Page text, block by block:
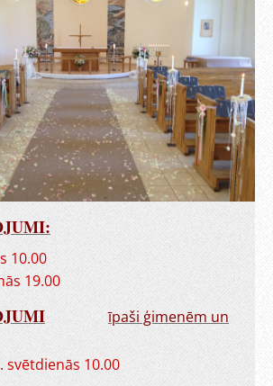
10.00
19.00
īpaši ģimenēm un
svētdienās 10.00